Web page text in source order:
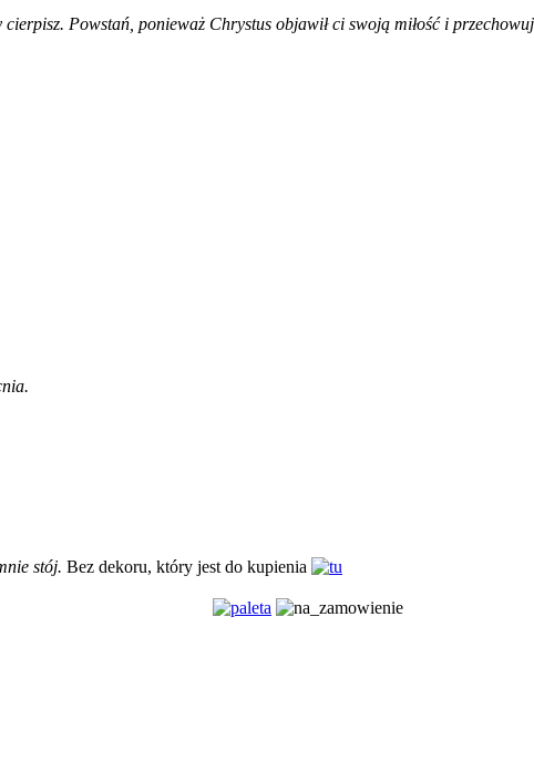
Powstań, ponieważ Chrystus objawił ci swoją miłość i
stój. Bez dekoru, który jest do kupienia